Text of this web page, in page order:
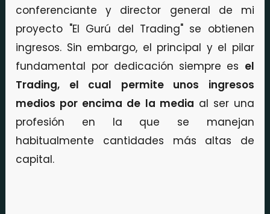
conferenciante y director general de mi
proyecto "El Gurú del Trading" se obtienen
ingresos. Sin embargo, el principal y el pilar
fundamental por dedicación siempre es el
Trading, el cual permite unos ingresos
medios por encima de la media al ser una
profesión en la que se manejan
habitualmente cantidades más altas de
capital.